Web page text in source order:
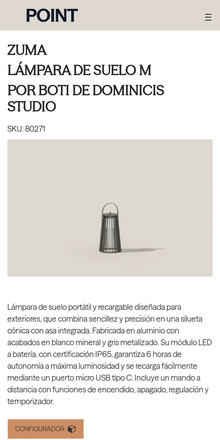
ZUMA
LÁMPARA DE SUELO M
PORBOTI DE DOMINICIS
STUDIO
SKU:80271
Lámpara de suelo portátil y recargable diseñada para
exteriores, que combina sencillez y precisión en una silueta
cónica con asa integrada. Fabricada en aluminio con
acabados en blanco mineral y gris metalizado. Su módulo LED
a batería, con certificación IP65, garantiza 6 horas de
autonomía a máxima luminosidad y se recarga fácilmente
mediante un puerto micro USB tipo C. Incluye un mando a
distancia con funciones de encendido, apagado, regulación y
temporizador.
CONFIGURADOR